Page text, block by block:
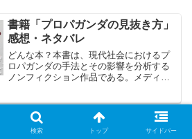
書籍「プロパガンダの見抜き方」
感想・ネタバレ
どんな本？本書は、現代社会におけるプ
ロパガンダの手法とその影響を分析する
ノンフィクション作品である。メディア
実態を明らかにし、読者がそれらを見抜
くための方法を提供する。...
「官僚生態図鑑」図は確かにあっ
た 感想・ネタバレ
検索 トップ サイドバー